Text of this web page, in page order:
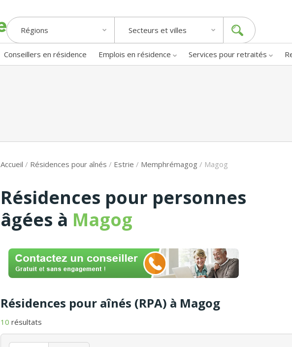
Régions Secteurs et villes
Conseillers en résidence Emplois en résidence Services pour retraités
Accueil / Résidences pour aînés / Estrie / Memphrémagog / Magog
Résidences pour personnes
âgées à Magog
Résidences pour aînés (RPA) à Magog
10 résultats